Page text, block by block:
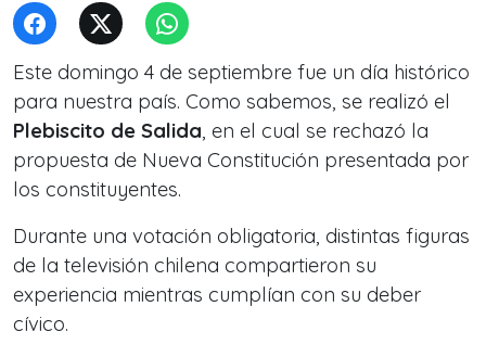
Este domingo 4 de septiembre fue un día histórico
para nuestra país. Como sabemos, se realizó el
Plebiscito de Salida, en el cual se rechazó la
propuesta de Nueva Constitución presentada por
los constituyentes.
Durante una votación obligatoria, distintas figuras
de la televisión chilena compartieron su
experiencia mientras cumplían con su deber
cívico.